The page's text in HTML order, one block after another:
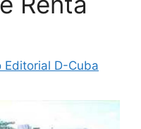
Editorial D-Cuba